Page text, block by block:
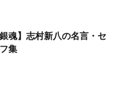
銀魂】志村新八の名言・セ
集